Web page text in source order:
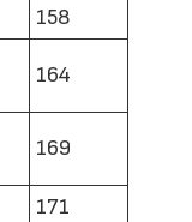
158
164
169
171